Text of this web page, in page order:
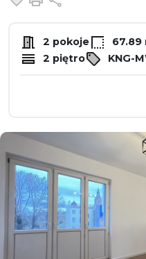
2 pokoje 67.89
2 piętro KNG-